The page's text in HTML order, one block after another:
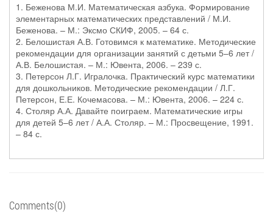
1. Беженова М.И. Математическая азбука. Формирование
элементарных математических представлений / М.И.
Беженова. – М.: Эксмо СКИФ, 2005. – 64 с.
2. Белошистая А.В. Готовимся к математике. Методические
рекомендации для организации занятий с детьми 5–6 лет /
А.В. Белошистая. – М.: Ювента, 2006. – 239 с.
3. Петерсон Л.Г. Игралочка. Практический курс математики
для дошкольников. Методические рекомендации / Л.Г.
Петерсон, Е.Е. Кочемасова. – М.: Ювента, 2006. – 224 с.
4. Столяр А.А. Давайте поиграем. Математические игры
для детей 5–6 лет / А.А. Столяр. – М.: Просвещение, 1991.
– 84 с.
Comments(0)